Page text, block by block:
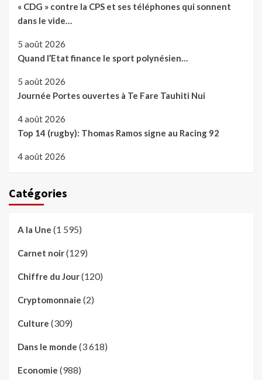
« CDG » contre la CPS et ses téléphones qui sonnent
dans le vide…
5 août 2026
Quand l’Etat finance le sport polynésien…
5 août 2026
Journée Portes ouvertes à Te Fare Tauhiti Nui
4 août 2026
Top 14 (rugby): Thomas Ramos signe au Racing 92
4 août 2026
Catégories
A la Une (1 595)
Carnet noir(129)
Chiffre du Jour(120)
Cryptomonnaie (2)
Culture (309)
Dans le monde (3 618)
Economie (988)